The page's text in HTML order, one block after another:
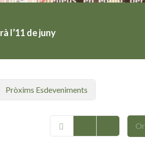
l’11 de juny
Pròxims Esdeveniments